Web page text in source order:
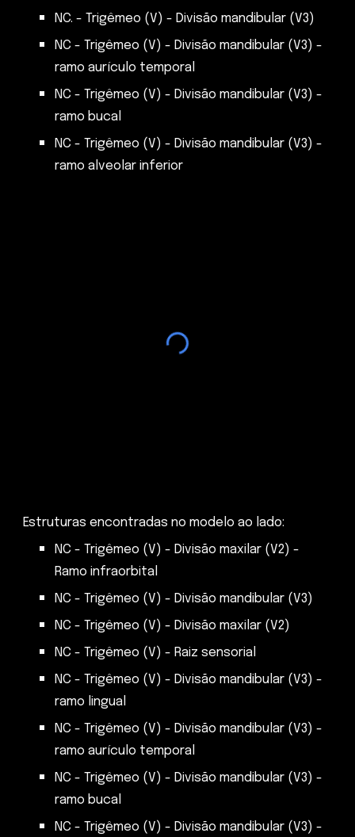
NC. - Trigêmeo (V) - Divisão mandibular (V3)
NC - Trigêmeo (V) - Divisão mandibular (V3) -
ramo aurículo temporal
NC - Trigêmeo (V) - Divisão mandibular (V3) -
ramo bucal
NC - Trigêmeo (V) - Divisão mandibular (V3) -
ramo alveolar inferior
Estruturas encontradas no modelo ao lado:
NC - Trigêmeo (V) - Divisão maxilar (V2) -
Ramo infraorbital
NC - Trigêmeo (V) - Divisão mandibular (V3)
NC - Trigêmeo (V) - Divisãomaxilar (V2)
NC - Trigêmeo (V) - Raiz sensorial
NC - Trigêmeo (V) - Divisão mandibular (V3) -
ramo lingual
NC - Trigêmeo (V) - Divisão mandibular (V3) -
ramoaurículo temporal
NC - Trigêmeo (V) - Divisão mandibular (V3) -
ramo bucal
NC - Trigêmeo (V) - Divisão mandibular (V3) -